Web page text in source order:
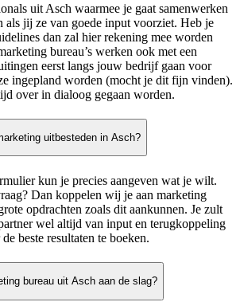
uit Asch waarmee je gaat samenwerken
als jij ze van goede input voorziet. Heb je
dan zal hier rekening mee worden
bureau’s werken ook met een
eerst langs jouw bedrijf gaan voor
ingepland worden (mocht je dit fijn vinden).
over in dialoog gegaan worden.
uitbesteden in Asch?
kun je precies aangeven wat je wilt.
Dan koppelen wij je aan marketing
opdrachten zoals dit aankunnen. Je zult
wel altijd van input en terugkoppeling
beste resultaten te boeken.
bureau uit Asch aan de slag?